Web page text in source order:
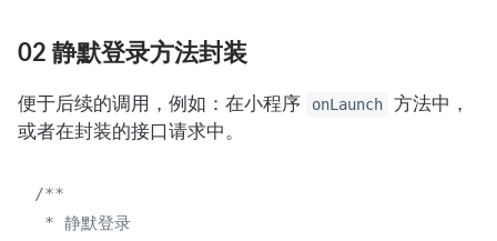
02 静默登录方法封装
便于后续的调用，例如：在小程序 onLaunch
方法中，
或者在封装的接口请求中。
/**
* 静默登录